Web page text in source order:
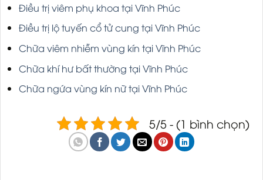
Điều trị viêm phụ khoa tại Vĩnh Phúc
Điều trị lộ tuyến cổ tử cung tại Vĩnh Phúc
Chữa viêm nhiễm vùng kín tại Vĩnh Phúc
Chữa khí hư bất thường tại Vĩnh Phúc
Chữa ngứa vùng kín nữ tại Vĩnh Phúc
5/5 - (1 bình chọn)